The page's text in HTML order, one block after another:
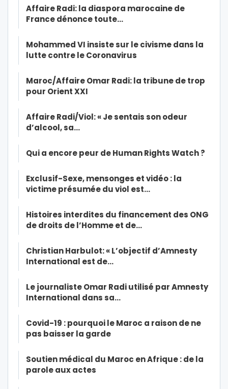
Affaire Radi: la diaspora marocaine de
France dénonce toute…
Mohammed VI insiste sur le civisme dans la
lutte contre le Coronavirus
Maroc/Affaire Omar Radi: la tribune de trop
pour Orient XXI
Affaire Radi/Viol: « Je sentais son odeur
d’alcool, sa…
Qui a encore peur de Human Rights Watch ?
Exclusif-Sexe, mensonges et vidéo : la
victime présumée du viol est…
Histoires interdites du financement des ONG
de droits de l’Homme et de…
Christian Harbulot: « L’objectif d’Amnesty
International est de…
Le journaliste Omar Radi utilisé par Amnesty
International dans sa…
Covid-19 : pourquoi le Maroc a raison de ne
pas baisser la garde
Soutien médical du Maroc en Afrique : de la
parole aux actes